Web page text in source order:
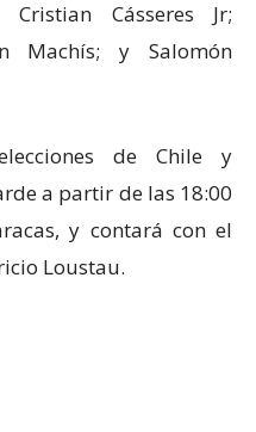
Cásseres Jr;
Machís; y Salomón
de Chile y
a partir de las 18:00
y contará con el
Loustau.